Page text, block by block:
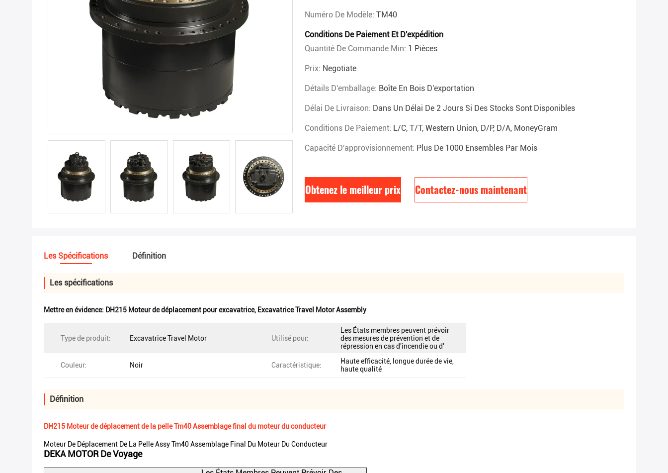
Numéro De Modèle: TM40
Conditions De Paiement Et D'expédition
Quantité De Commande Min: 1 Pièces
Prix: Negotiate
Détails D'emballage: Boîte En Bois D'exportation
Délai De Livraison: Dans Un Délai De 2 Jours Si Des Stocks Sont Disponibles
Conditions De Paiement: L/C, T/T, Western Union, D/P, D/A, MoneyGram
Capacité D'approvisionnement: Plus De 1000 Ensembles Par Mois
Obtenez le meilleur prix Contactez-nous maintenant
Les Spécifications Définition
Les spécifications
Mettre en évidence: DH215 Moteur de déplacement pour excavatrice, Excavatrice Travel Motor Assembly
Type de produit: Excavatrice Travel Motor Utilisé pour:
Les États membres peuvent prévoir
des mesures de prévention et de
répression en cas d'incendie ou d'
Couleur: Noir Caractéristique:
Haute efficacité, longue durée de vie,
haute qualité
Définition
DH215 Moteur de déplacement de la pelle Tm40 Assemblage final du moteur du conducteur
Moteur De Déplacement De La Pelle Assy Tm40 Assemblage Final Du Moteur Du Conducteur
DEKA MOTOR De Voyage